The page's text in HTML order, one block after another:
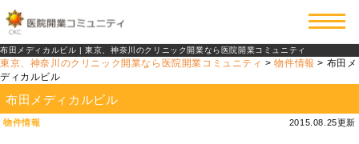
布田メディカルビル | 東京、神奈川のクリニック開業なら医院開業コミュニティ
東京、神奈川のクリニック開業なら医院開業コミュニティ >物件情報 > 布田メ
ディカルビル
布田メディカルビル
物件情報 2015.08.25更新